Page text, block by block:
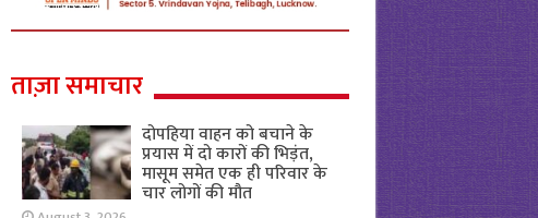
ताज़ा समाचार
दोपहिया वाहन को बचाने के
प्रयास में दो कारों की भिड़ंत,
मासूम समेत एक ही परिवार के
चार लोगों की मौत